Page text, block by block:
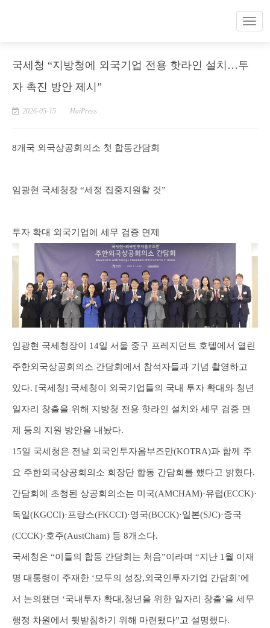
국세청 “지방청에 외국기업 전용 핫라인 설치…투
자 촉진 방안 제시”
2026-05-15 HaiPress
8개국 외국상공회의소 첫 합동간담회
임광현 국세청장 “세정 집중지원할 것”
투자 확대 외국기업에 세무 검증 면제
임광현 국세청장이 14일 서울 중구 프레지던트 호텔에서 열린
주한외국상공회의소 간담회에서 참석자들과 기념 촬영하고
있다. [국세청] 국세청이 외국기업들의 국내 투자 확대와 청년
일자리 창출을 위해 지방청 전용 핫라인 설치와 세무 검증 면
제 등의 지원 방안을 내놨다.
15일 국세청은 전날 외국인투자옴부즈만(KOTRA)과 함께 주
요 주한외국상공회의소 회장단 합동 간담회를 했다고 밝혔다.
간담회에 초청된 상공회의소는 미국(AMCHAM)·유럽(ECCK)·
독일(KGCCI)·프랑스(FKCCI)·영국(BCCK)·일본(SJC)·중국
(CCCK)·호주(AustCham) 등 8개소다.
국세청은 “이들의 합동 간담회는 처음”이라며 “지난 1월 이재
명 대통령이 주재한 ‘모두의 성장,외국인투자기업 간담회’에
서 논의됐던 ‘국내투자 확대,청년을 위한 일자리 창출’을 세무
행정 차원에서 뒷받침하기 위해 마련됐다”고 설명했다.